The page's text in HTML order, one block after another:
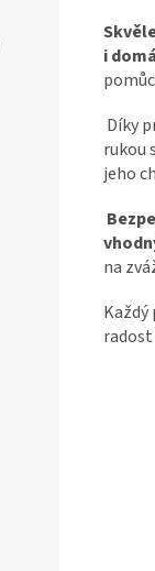
i
Díky
rukou
jeho
na
Každý